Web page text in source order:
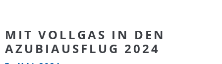
MIT VOLLGAS IN DEN
AZUBIAUSFLUG 2024